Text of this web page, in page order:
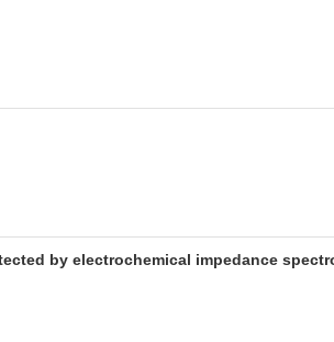
by electrochemical impedance